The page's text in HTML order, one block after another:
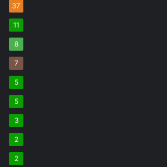
37
11
8
7
5
5
3
2
2